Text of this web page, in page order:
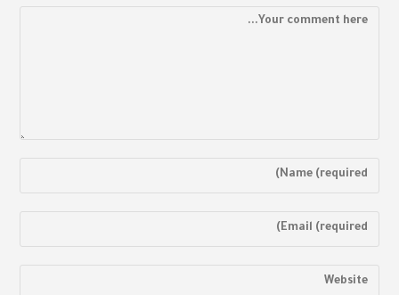
Comment
Enter
to
Enter
address
Enter